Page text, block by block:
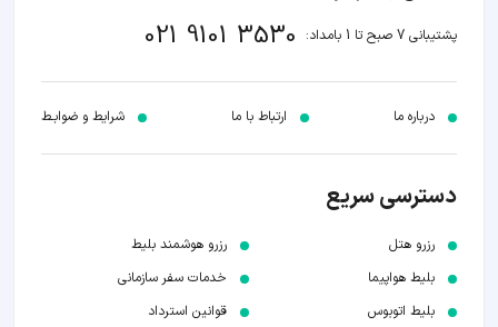
پشتیبانی 7 صبح تا 1 بامداد: 021 9101 3530
درباره ما ارتباط با ما شرایط و ضوابـط
دسترسی سریع
رزرو هتل
بلیط هواپیما
بلیط اتوبوس
رزرو هوشمند بلیط
خدمات سفر سازمانی
قوانین استرداد